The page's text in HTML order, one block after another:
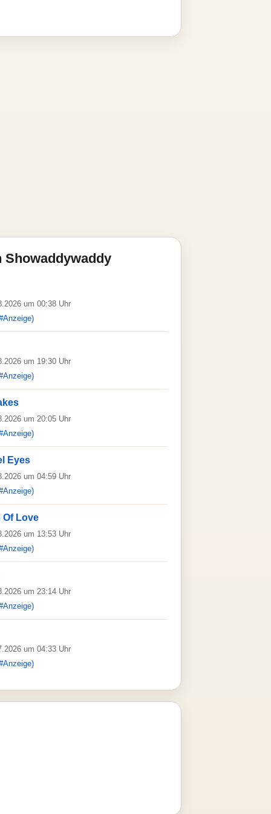
Showaddywaddy
um 00:38 Uhr
um 19:30 Uhr
um 20:05 Uhr
Eyes
um 04:59 Uhr
Of Love
um 13:53 Uhr
um 23:14 Uhr
um 04:33 Uhr